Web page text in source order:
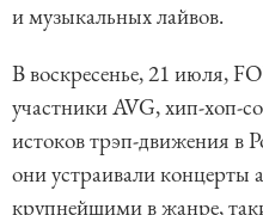
и музыкальных лайвов.
В воскресенье, 21 июля,
участники AVG, хип-хоп-
истоков трэп-движения в
они устраивали концерты
крупнейшими в жанре,